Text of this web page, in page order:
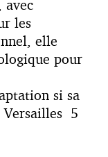
avec
les
elle
pour
si sa
Versailles 5